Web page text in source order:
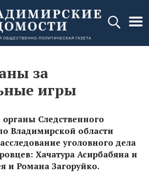
за
игры
Следственного
Владимирской области
уголовного дела
Хачатура Асирбабяна и
и Романа Загоруйко.